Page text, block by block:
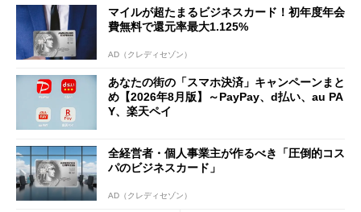
マイルが超たまるビジネスカード！初年度年会
費無料で還元率最大1.125%
AD（クレディセゾン）
あなたの街の「スマホ決済」キャンペーンまと
め【2026年8月版】～PayPay、d払い、au PA
Y、楽天ペイ
全経営者・個人事業主が作るべき「圧倒的コス
パのビジネスカード」
AD（クレディセゾン）